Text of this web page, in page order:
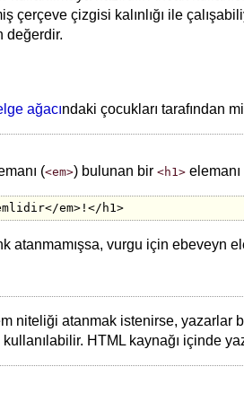
çerçeve çizgisi kalınlığı ile
değerdir.
ağacındaki çocukları tarafından
(<em>) bulunan bir <h1>
em>!</h1>
atanmamışsa, vurgu için ebeveyn
niteliği atanmak istenirse, yazarlar
HTML kaynağı içinde